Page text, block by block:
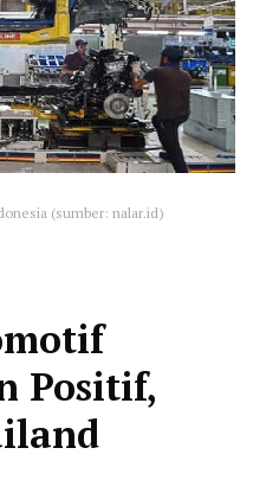
(sumber: nalar.id)
Positif,